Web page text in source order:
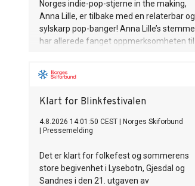
Norges indie-pop-stjerne in the making,
Anna Lille, er tilbake med en relaterbar og
sylskarp pop-banger! Anna Lille’s stemme
har allerede fanget oppmerksomheten til
singel «That's a Year», synger hun om den
og lure på om det hele var bortkastet tid,
men så å gradvis oppdage at livet på den
andre siden er uendelig mye bedre. Låten
Anna Lille er tilbake, modigere, mer
selvsikker og sassier enn noensinne.
Sammen med singelen slipper hun en
Klart for Blinkfestivalen
4.8.2026 14:01:50 CEST
Norges Skiforbund
Pressemelding
Det er klart for folkefest og sommerens
store begivenhet i Lysebotn, Gjesdal og
Sandnes i den 21. utgaven av